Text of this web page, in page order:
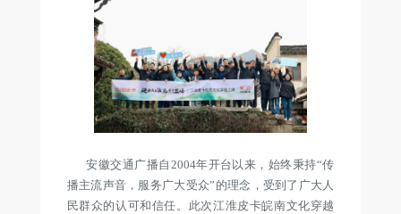
安徽交通广播自2004年开台以来，始终秉持“传
播主流声音，服务广大受众”的理念，受到了广大人
民群众的认可和信任。此次江淮皮卡皖南文化穿越